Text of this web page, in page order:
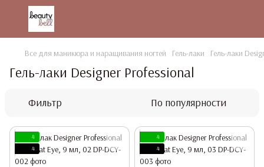
Все для маникюра и наращивания ногтей Гель-лаки Гель-лаки
Гель-лаки Designer Professional
Фильтр По популярности
4
4
4
4